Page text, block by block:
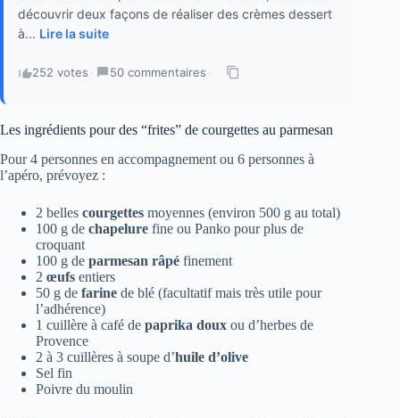
découvrir deux façons de réaliser des crèmes dessert
à... Lire la suite
252 votes · 50 commentaires ·
Les ingrédients pour des “frites” de courgettes au parmesan
Pour 4 personnes en accompagnement ou 6 personnes à
l’apéro, prévoyez :
2 belles courgettes moyennes (environ 500 g au total)
100 g de chapelure fine ou Panko pour plus de
croquant
100 g de parmesan râpé finement
2 œufs entiers
50 g de farine de blé (facultatif mais très utile pour
l’adhérence)
1 cuillère à café de paprika doux ou d’herbes de
Provence
2 à 3 cuillères à soupe d’huile d’olive
Sel fin
Poivre du moulin